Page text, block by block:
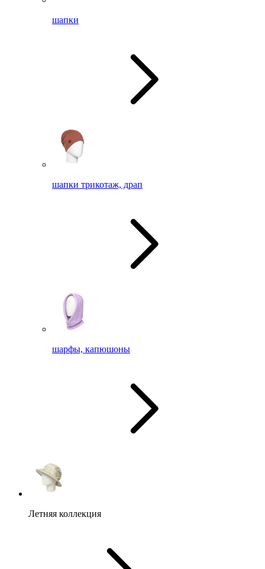
шапки
шапки трикотаж, драп
шарфы, капюшоны
Летняя коллекция